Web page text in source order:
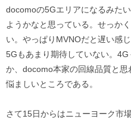
docomoの5Gエリアになるみた
ようかなと思っている。せっか
い。やっぱりMVNOだと遅い感
5Gもあまり期待していない。
か、docomo本家の回線品質と
悩ましいところである。
さて15日からはニューヨーク市